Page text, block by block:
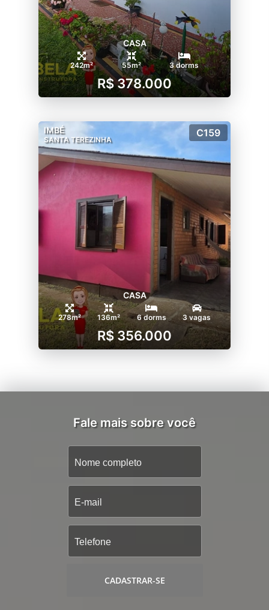
CASA
242m² 55m² 3 dorms
R$ 378.000
IMBÉ
SANTA TEREZINHA
C159
CASA
278m² 136m² 6 dorms 3 vagas
R$ 356.000
Fale mais sobre você
CADASTRAR-SE